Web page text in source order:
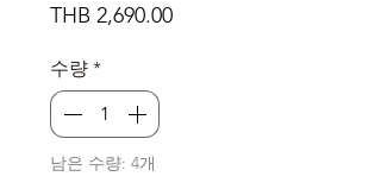
THB 2,690.00가
수량 *
남은 수량: 4개